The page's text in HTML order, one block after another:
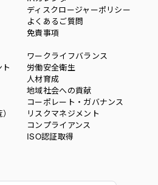
ディスクロージャーポリシー
よくあるご質問
免責事項
ワークライフバランス
労働安全衛生
人材育成
地域社会への貢献
コーポレート・ガバナンス
リスクマネジメント
コンプライアンス
ISO認証取得